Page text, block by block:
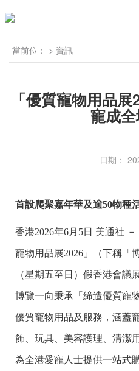
當前位： > 資訊
「優質寵物用品
寵成
日期：
首設爬聚嘉年華及逾50物種
香港2026年6月5日 美通社
寵物用品展2026」（下稱「
（星期五至日）假香港會議
博覽一向秉承「締造優質寵
優質寵物用品及服務，涵蓋
飾、玩具、美容護理、清潔
為全港愛寵人士提供一站式